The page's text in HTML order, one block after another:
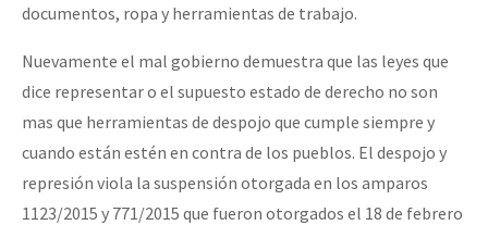
documentos, ropa y herramientas de trabajo.
Nuevamente el mal gobierno demuestra que las leyes que
dice representar o el supuesto estado de derecho no son
mas que herramientas de despojo que cumple siempre y
cuando están estén en contra de los pueblos. El despojo y
represión viola la suspensión otorgada en los amparos
1123/2015 y 771/2015 que fueron otorgados el 18 de febrero